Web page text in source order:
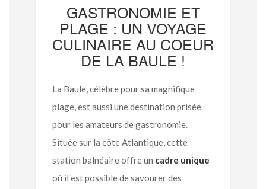
GASTRONOMIE ET
PLAGE : UN VOYAGE
CULINAIRE AU COEUR
DE LA BAULE !
La Baule, célèbre pour sa magnifique
plage, est aussi une destination prisée
pour les amateurs de gastronomie.
Située sur la côte Atlantique, cette
station balnéaire offre un cadre unique
où il est possible de savourer des